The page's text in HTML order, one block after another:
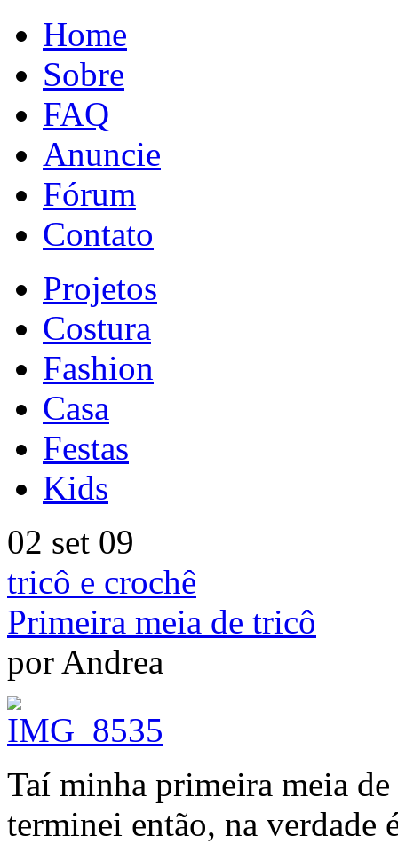
Home
Sobre
FAQ
Anuncie
Fórum
Contato
Projetos
Costura
Fashion
Casa
Festas
Kids
02 set 09
tricô e crochê
Primeira meia de tricô
por Andrea
Taí minha primeira meia
terminei então, na verdade